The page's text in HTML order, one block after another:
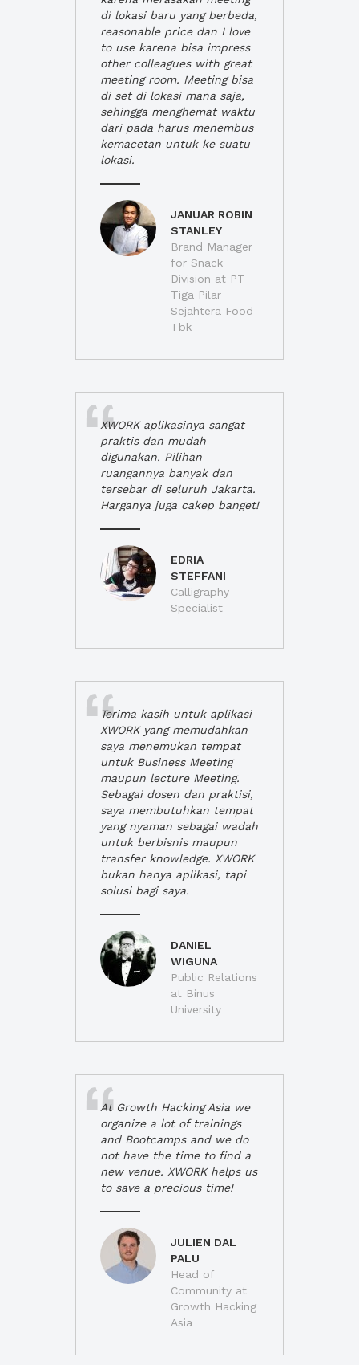
di lokasi baru yang berbeda,
reasonable price dan I love
to use karena bisa impress
other colleagues with great
meeting room. Meeting bisa
di set di lokasi mana saja,
sehingga menghemat waktu
dari pada harus menembus
kemacetan untuk ke suatu
lokasi.
JANUAR ROBIN
STANLEY
Brand Manager
for Snack
Division at PT
Tiga Pilar
Sejahtera Food
Tbk
XWORK aplikasinya sangat
praktis dan mudah
digunakan. Pilihan
ruangannya banyak dan
tersebar di seluruh Jakarta.
Harganya juga cakep banget!
EDRIA
STEFFANI
Calligraphy
Specialist
Terima kasih untuk aplikasi
XWORK yang memudahkan
saya menemukan tempat
untuk Business Meeting
maupun lecture Meeting.
Sebagai dosen dan praktisi,
saya membutuhkan tempat
yang nyaman sebagai wadah
untuk berbisnis maupun
transfer knowledge. XWORK
bukan hanya aplikasi, tapi
solusi bagi saya.
DANIEL
WIGUNA
Public Relations
at Binus
University
At Growth Hacking Asia we
organize a lot of trainings
and Bootcamps and we do
not have the time to find a
new venue. XWORK helps us
to save a precious time!
JULIEN DAL
PALU
Head of
Community at
Growth Hacking
Asia